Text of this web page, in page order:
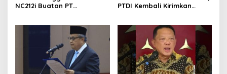
NC212i Buatan PT
PTDI Kembali Kirimkan